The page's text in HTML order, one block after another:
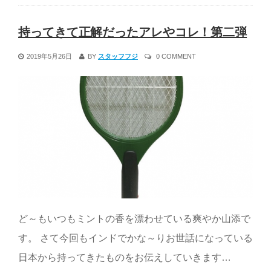
持ってきて正解だったアレやコレ！第二弾
2019年5月26日 BY スタッフフジ 0 COMMENT
ど～もいつもミントの香を漂わせている爽やか山添で
す。 さて今回もインドでかな～りお世話になっている
日本から持ってきたものをお伝えしていきます…